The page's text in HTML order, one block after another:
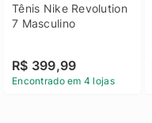
Tênis Nike Revolution
7 Masculino
R$ 399,99
Encontrado em 4 lojas